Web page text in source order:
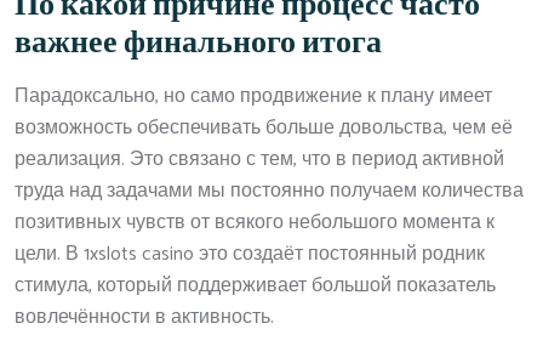
важнее финального итога
Парадоксально, но само продвижение к плану имеет
возможность обеспечивать больше довольства, чем её
реализация. Это связано с тем, что в период активной
труда над задачами мы постоянно получаем количества
позитивных чувств от всякого небольшого момента к
цели. В 1xslots casino это создаёт постоянный родник
стимула, который поддерживает большой показатель
вовлечённости в активность.